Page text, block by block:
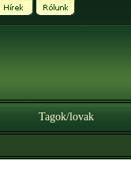
Tagok/lovak